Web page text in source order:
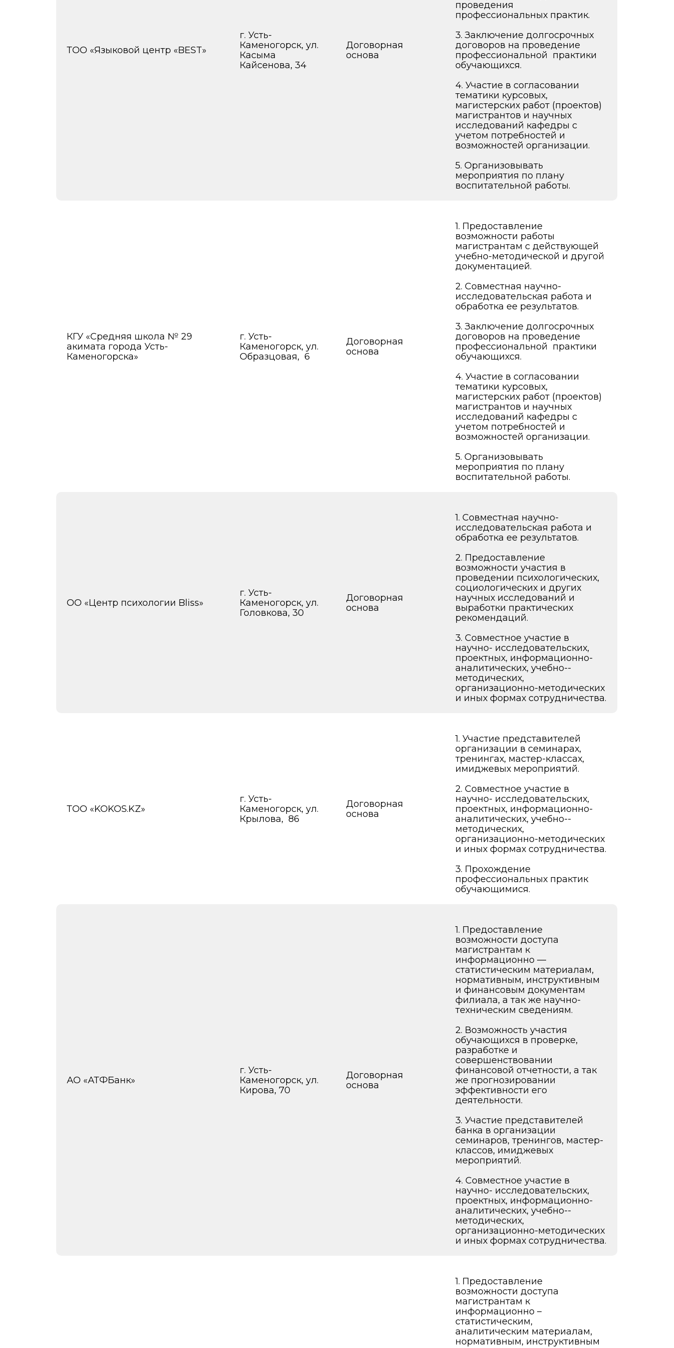
ТОО «Языковой центр «BEST»
г. Усть-
Каменогорск, ул.
Касыма
Кайсенова, 34
Договорная
основа
проведения
профессиональных практик.
3. Заключение долгосрочных
договоров на проведение
профессиональной практики
обучающихся.
4. Участие в согласовании
тематики курсовых,
магистерских работ (проектов)
магистрантов и научных
исследований кафедры с
учетом потребностей и
возможностей организации.
5. Организовывать
мероприятия по плану
воспитательной работы.
КГУ «Средняя школа № 29
акимата города Усть-
Каменогорска»
г. Усть-
Каменогорск, ул.
Образцовая, 6
Договорная
основа
1. Предоставление
возможности работы
магистрантам с действующей
учебно-методической и другой
документацией.
2. Совместная научно-
исследовательская работа и
обработка ее результатов.
3. Заключение долгосрочных
договоров на проведение
профессиональной практики
обучающихся.
4. Участие в согласовании
тематики курсовых,
магистерских работ (проектов)
магистрантов и научных
исследований кафедры с
учетом потребностей и
возможностей организации.
5. Организовывать
мероприятия по плану
воспитательной работы.
ОО «Центр психологии Bliss»
г. Усть-
Каменогорск, ул.
Головкова, 30
Договорная
основа
1. Совместная научно-
исследовательская работа и
обработка ее результатов.
2. Предоставление
возможности участия в
проведении психологических,
социологических и других
научных исследований и
выработки практических
рекомендаций.
3. Совместное участие в
научно- исследовательских,
проектных, информационно-
аналитических, учебно-­
методических,
организационно-методических
и иных формах сотрудничества.
ТОО «KOKOS.KZ»
г. Усть-
Каменогорск, ул.
Крылова, 86
Договорная
основа
1. Участие представителей
организации в семинарах,
тренингах, мастер-классах,
имиджевых мероприятий.
2. Совместное участие в
научно- исследовательских,
проектных, информационно-
аналитических, учебно-­
методических,
организационно-методических
и иных формах сотрудничества.
3. Прохождение
профессиональных практик
обучающимися.
АО «АТФБанк»
г. Усть-
Каменогорск, ул.
Кирова, 70
Договорная
основа
1. Предоставление
возможности доступа
магистрантам к
информационно —
статистическим материалам,
нормативным, инструктивным
и финансовым документам
филиала, а так же научно­-
техническим сведениям.
2. Возможность участия
обучающихся в проверке,
разработке и
совершенствовании
финансовой отчетности, а так
же прогнозировании
эффективности его
деятельности.
3. Участие представителей
банка в организации
семинаров, тренингов, мастер-
классов, имиджевых
мероприятий.
4. Совместное участие в
научно- исследовательских,
проектных, информационно-
аналитических, учебно-­
методических,
организационно-методических
и иных формах сотрудничества.
1. Предоставление
возможности доступа
магистрантам к
информационно –
статистическим,
аналитическим материалам,
нормативным, инструктивным